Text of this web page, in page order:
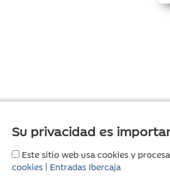
Su privacidad es
Este sitio web usa cookies y
cookies | Entradas Ibercaja